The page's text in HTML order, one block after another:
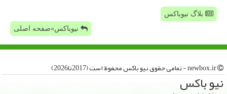
بلاگ نیوباکس
نیوباکس»صفحه اصلی
نیو باكس